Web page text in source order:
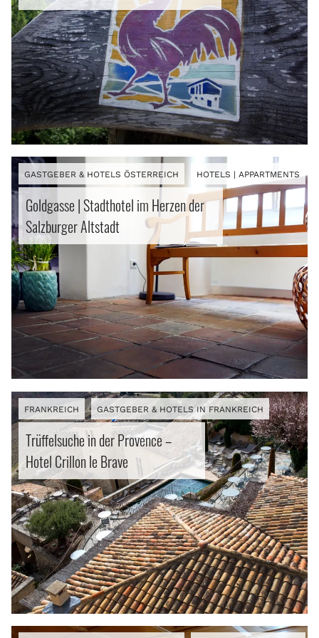
Info
GASTGEBER & HOTELS ÖSTERREICH HOTELS | APPARTMENTS
Goldgasse | Stadthotel im Herzen der
Salzburger Altstadt
FRANKREICH GASTGEBER & HOTELS IN FRANKREICH
Trüffelsuche in der Provence –
Hotel Crillon le Brave